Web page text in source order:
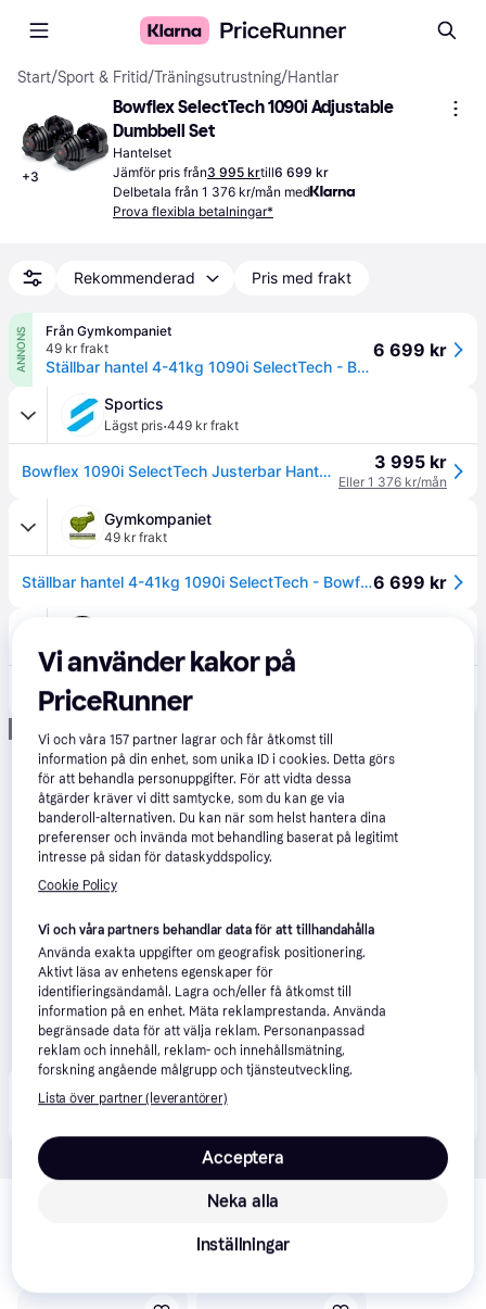
Start/Sport & Fritid/Träningsutrustning/Hantlar
+3
Bowflex SelectTech 1090i Adjustable
Dumbbell Set
Hantelset
Jämför pris från3 995 krtill6 699 kr
Delbetala från 1 376 kr/mån med
Prova flexibla betalningar*
Rekommenderad Pris med frakt
ANNONS
Från Gymkompaniet
49 kr frakt
Ställbar hantel 4-41kg 1090i SelectTech - Bowflex (Styckvis)
6 699 kr
Sportics
Lägst pris·449 kr frakt
Bowflex 1090i SelectTech Justerbar Hantel 4-41kg 3 995 kr
Eller 1 376 kr/mån
Gymkompaniet
49 kr frakt
Ställbar hantel 4-41kg 1090i SelectTech - Bowflex (Styckvis)6 699 kr
Produkten finns även hos 1 butik
Relaterade produkter
Vi använder kakor på
PriceRunner
Vi och våra157 partner lagrar och får åtkomst till
information på din enhet, som unika ID i cookies. Detta görs
för att behandla personuppgifter. För att vidta dessa
åtgärder kräver vi ditt samtycke, som du kan ge via
banderoll-alternativen. Du kan när som helst hantera dina
preferenser och invända mot behandling baserat på legitimt
intresse på sidan för dataskyddspolicy.
Cookie Policy
Vi och våra partners behandlar data för att tillhandahålla
Använda exakta uppgifter om geografisk positionering.
Aktivt läsa av enhetens egenskaper för
identifieringsändamål. Lagra och/eller få åtkomst till
information på en enhet. Mäta reklamprestanda. Använda
begränsade data för att välja reklam. Personanpassad
reklam och innehåll, reklam- och innehållsmätning,
forskning angående målgrupp och tjänsteutveckling.
Lista över partner (leverantörer)
Neka alla
Acceptera
Inställningar